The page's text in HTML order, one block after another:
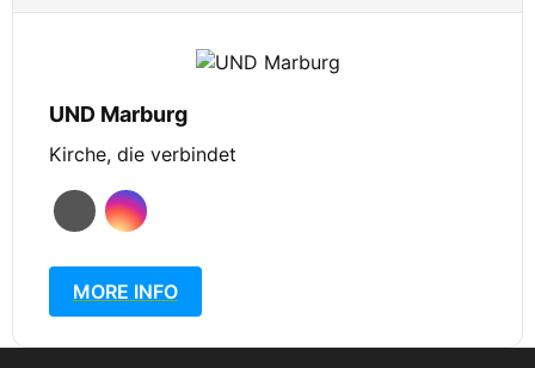
UND Marburg
Kirche, die verbindet
MORE INFO